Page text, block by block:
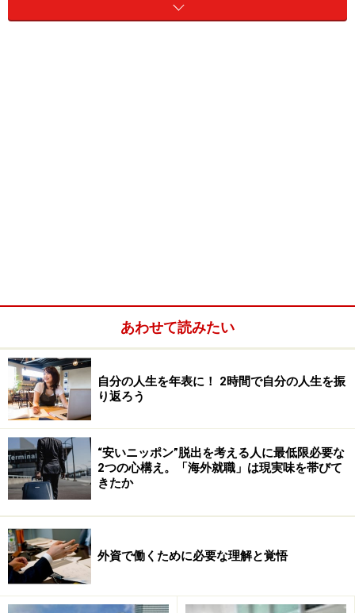
せるチャンスがあります。
最近ではサポートセンターを中国などの海外に移してい
るケースが多く、勤務地が海外ということも。業務は全
て日本語になりますが、海外生活を体験できます。また
企業によってはあいている時間に受けられる語学講座を
用意しているところもあり、働きながら語学力を磨くこ
ともできます。
ビジネスライクだけでない交流で語学力を活かせる仕
事。次ページで＞＞
※記事内容は執筆時点のものです。最新の内容をご確認くださ
い。
次のページへ
あわせて読みたい
自分の人生を年表に！ 2時間で自分の人生を振
り返ろう
“安いニッポン”脱出を考える人に最低限必要な
2つの心構え。「海外就職」は現実味を帯びて
きたか
外資で働くために必要な理解と覚悟